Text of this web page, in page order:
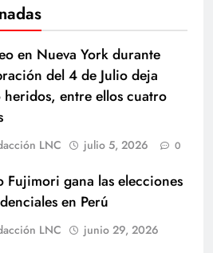
en Nueva York durante
del 4 de Julio deja
heridos, entre ellos cuatro
LNC julio 5, 2026 0
Fujimori gana las elecciones
en Perú
LNC junio 29, 2026